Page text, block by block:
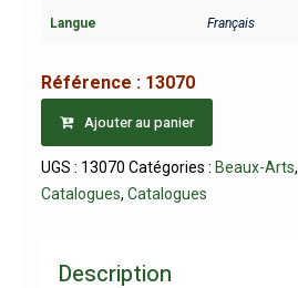
Langue Français
Référence : 13070
Ajouter au panier
UGS : 13070 Catégories : Beaux-Arts,
Catalogues, Catalogues
Description